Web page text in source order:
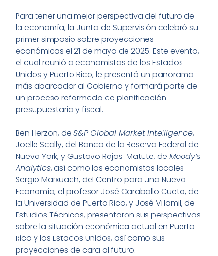
Para tener una mejor perspectiva del futuro de
la economía, la Junta de Supervisión celebró su
primer simposio sobre proyecciones
económicas el 21 de mayo de 2025. Este evento,
el cual reunió a economistas de los Estados
Unidos y Puerto Rico, le presentó un panorama
más abarcador al Gobierno y formará parte de
un proceso reformado de planificación
presupuestaria y fiscal.
Ben Herzon, deS&P Global Market Intelligence,
Joelle Scally, del Banco de la Reserva Federal de
Nueva York, y Gustavo Rojas-Matute, deMoody’s
Analytics, así como los economistas locales
Sergio Marxuach, del Centro para una Nueva
Economía, el profesor José Caraballo Cueto, de
la Universidad de Puerto Rico, y José Villamil, de
Estudios Técnicos, presentaron sus perspectivas
sobre la situación económica actual en Puerto
Rico y los Estados Unidos, así como sus
proyecciones de cara al futuro.